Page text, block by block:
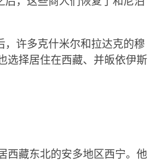
，许多克什米尔和拉达克的穆
选择居住在西藏、并皈依伊斯
西藏东北的安多地区西宁。他